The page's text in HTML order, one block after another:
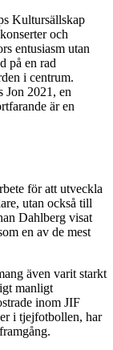
Kultursällskap
och
entusiasm utan
på en rad
i centrum.
Jon 2021, en
är en
för att utveckla
utan också till
Dahlberg visat
en av de mest
även varit starkt
manligt
inom JIF
i tjejfotbollen, har